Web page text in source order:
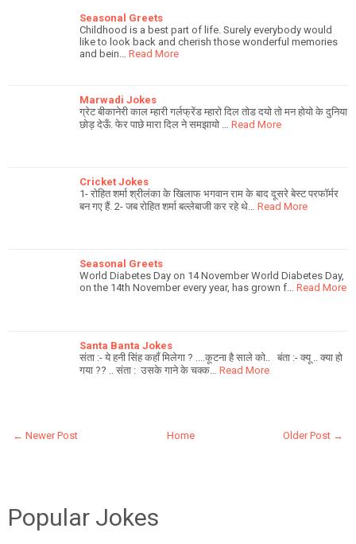
Seasonal Greets
Childhood is a best part of life. Surely everybody would
like to look back and cherish those wonderful memories
and bein… Read More
Marwadi Jokes
ग्रेट बीकानेरी काल म्हारी गर्लफ्रेंड म्हारो दिल तोड दयो तो मन होयो के दुनिया
छोड़ देऊँ. फेर पाछे मारा दिल ने समझायो … Read More
Cricket Jokes
1- रोहित शर्मा श्रीलंका के खिलाफ भगवान राम के बाद दूसरे बेस्ट परफॉर्मर
बन गए हैं. 2- जब रोहित शर्मा बल्लेबाजी कर रहे थे… Read More
Seasonal Greets
World Diabetes Day on 14 November World Diabetes Day,
on the 14th November every year, has grown f… Read More
Santa Banta Jokes
संता :- ये हनी सिंह कहॉं मिलेगा ? ....कूटना है साले को.. बंता :- क्यू .. क्या हो
गया ?? .. संता : उसके गाने के चक्क… Read More
← Newer Post Older Post →
Home
Popular Jokes